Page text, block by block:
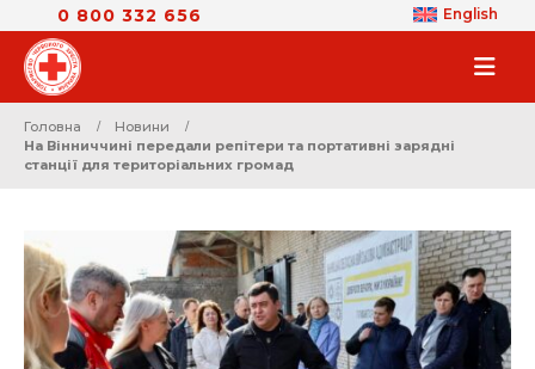
0 800 332 656 English
Головна
Новини
На Вінниччині передали репітери та портативні зарядні
станції для територіальних громад